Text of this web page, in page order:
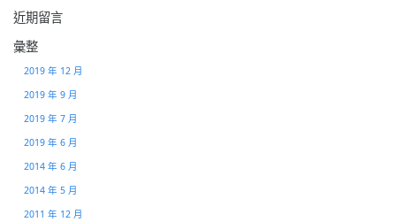
近期留言
彙整
2019 年 12 月
2019 年 9 月
2019 年 7 月
2019 年 6 月
2014 年 6 月
2014 年 5 月
2011 年 12 月